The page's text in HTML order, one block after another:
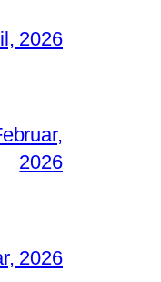
2026
2026
2026